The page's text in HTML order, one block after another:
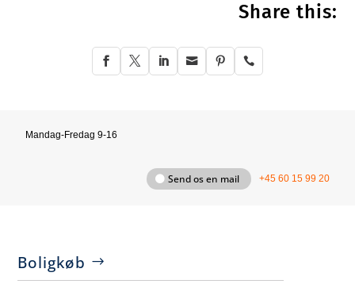
Share this:
     
Mandag-Fredag 9-16
Send os en mail +45 60 15 99 20
Boligkøb